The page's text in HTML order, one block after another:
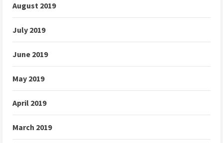
August 2019
July 2019
June 2019
May 2019
April 2019
March 2019